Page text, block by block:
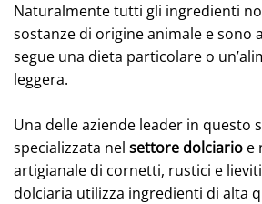
Naturalmente tutti gli ingredienti
sostanze di origine animale e sono
segue una dieta particolare o
leggera.
Una delle aziende leader in questo
specializzata nel settore dolciario e
artigianale di cornetti, rustici e
dolciaria utilizza ingredienti di alta